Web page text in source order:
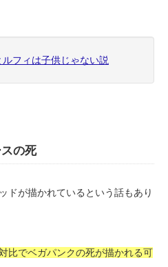
フィは子供じゃない説
の死
ドが描かれているという話もあり
比でベガパンクの死が描かれる可